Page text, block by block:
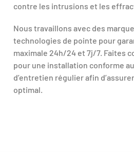
contre les intrusions et les
Nous travaillons avec des
technologies de pointe pour
maximale 24h/24 et 7j/7. Faites
pour une installation conforme
d’entretien régulier afin
optimal.